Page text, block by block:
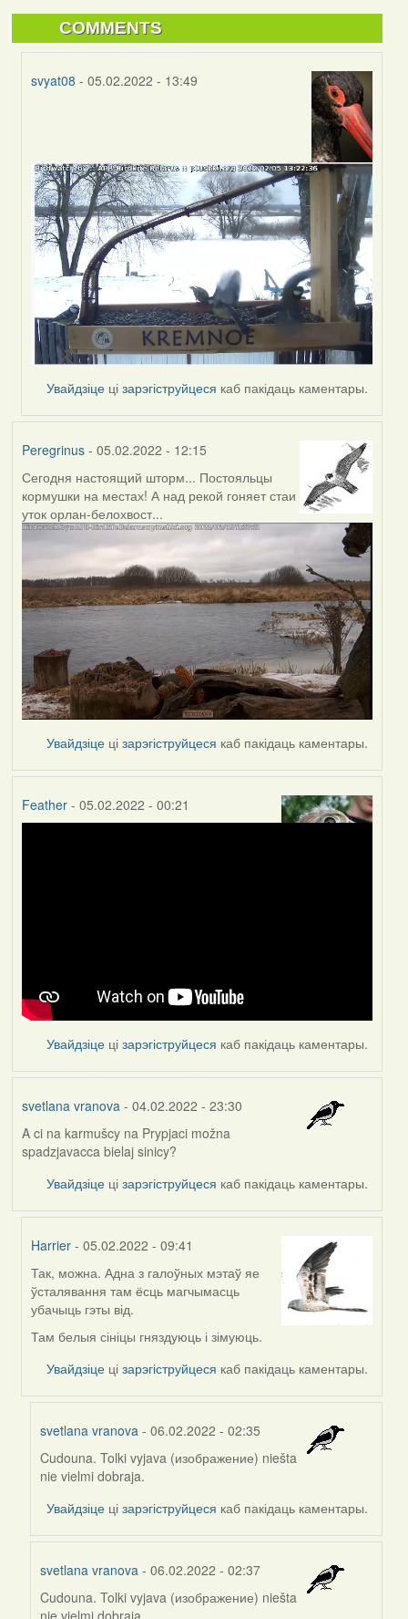
COMMENTS
svyat08 - 05.02.2022 - 13:49
by
svyat08
Увайдзіце цізарэгіструйцеся каб пакідаць каментары.
Peregrinus- 05.02.2022 - 12:15
Сегодня настоящий шторм... Постояльцы
кормушки на местах! А над рекой гоняет стаи
уток орлан-белохвост...
Увайдзіце цізарэгіструйцеся каб пакідаць каментары.
Feather- 05.02.2022 - 00:21
Увайдзіце цізарэгіструйцеся каб пакідаць каментары.
svetlana vranova - 04.02.2022 - 23:30
A ci na karmušcy na Prypjaci možna
spadzjavacca bielaj sinicy?
Увайдзіце цізарэгіструйцеся каб пакідаць каментары.
Harrier - 05.02.2022 - 09:41
In
reply
to
by
vranova
Так, можна. Адна з галоўных мэтаў яе
ўсталявання там ёсць магчымасць
убачыць гэты від.
Там белыя сініцы гняздуюць і зімуюць.
Увайдзіце цізарэгіструйцеся каб пакідаць каментары.
svetlana vranova - 06.02.2022 - 02:35
In
reply
to
Harrier
Cudouna. Tolki vyjava (изображение) niešta
nie vielmi dobraja.
Увайдзіце цізарэгіструйцеся каб пакідаць каментары.
svetlana vranova - 06.02.2022 - 02:37
In
Cudouna. Tolki vyjava (изображение) niešta
nie vielmi dobraja.